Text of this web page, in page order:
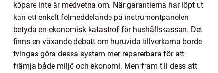
köpare inte är medvetna om. När garantierna har löpt ut
kan ett enkelt felmeddelande på instrumentpanelen
betyda en ekonomisk katastrof för hushållskassan. Det
finns en växande debatt om huruvida tillverkarna borde
tvingas göra dessa system mer reparerbara för att
främja både miljö och ekonomi. Men fram till dess att